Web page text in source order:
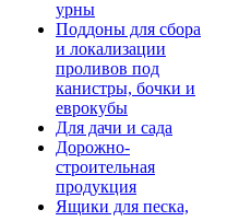
урны
Поддоны для сбора
и локализации
проливов под
канистры, бочки и
еврокубы
Для дачи и сада
Дорожно-
строительная
продукция
Ящики для песка,